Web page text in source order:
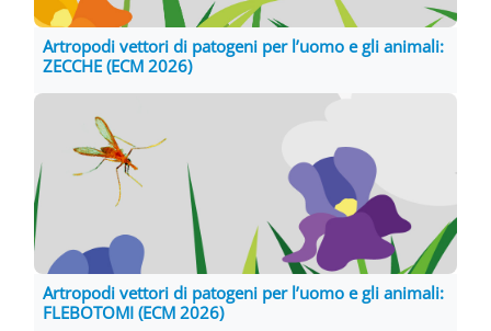
Artropodi vettori di patogeni per l’uomo e gli animali:
ZECCHE (ECM 2026)
Artropodi vettori di patogeni per l’uomo e gli animali:
FLEBOTOMI (ECM 2026)